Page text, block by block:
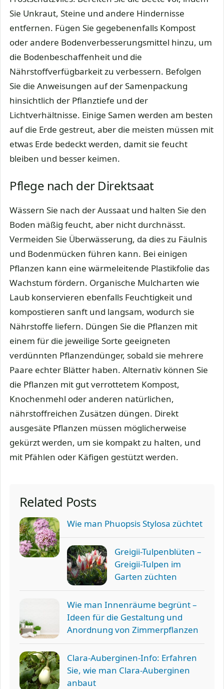
Sie Unkraut, Steine und andere Hindernisse
entfernen. Fügen Sie gegebenenfalls Kompost
oder andere Bodenverbesserungsmittel hinzu, um
die Bodenbeschaffenheit und die
Nährstoffverfügbarkeit zu verbessern. Befolgen
Sie die Anweisungen auf der Samenpackung
hinsichtlich der Pflanztiefe und der
Lichtverhältnisse. Einige Samen werden am besten
auf die Erde gestreut, aber die meisten müssen mit
etwas Erde bedeckt werden, damit sie feucht
bleiben und besser keimen.
Pflege nach der Direktsaat
Wässern Sie nach der Aussaat und halten Sie den
Boden mäßig feucht, aber nicht durchnässt.
Vermeiden Sie Überwässerung, da dies zu Fäulnis
und Bodenmücken führen kann. Bei einigen
Pflanzen kann eine wärmeleitende Plastikfolie das
Wachstum fördern. Organische Mulcharten wie
Laub konservieren ebenfalls Feuchtigkeit und
kompostieren sanft und langsam, wodurch sie
Nährstoffe liefern. Düngen Sie die Pflanzen mit
einem für die jeweilige Sorte geeigneten
verdünnten Pflanzendünger, sobald sie mehrere
Paare echter Blätter haben. Alternativ können Sie
die Pflanzen mit gut verrottetem Kompost,
Knochenmehl oder anderen natürlichen,
nährstoffreichen Zusätzen düngen. Direkt
ausgesäte Pflanzen müssen möglicherweise
gekürzt werden, um sie kompakt zu halten, und
mit Pfählen oder Käfigen gestützt werden.
Related Posts
Wie man Phuopsis Stylosa züchtet
Greigii-Tulpenblüten –
Greigii-Tulpen im
Garten züchten
Wie man Innenräume begrünt –
Ideen für die Gestaltung und
Anordnung von Zimmerpflanzen
Clara-Auberginen-Info: Erfahren
Sie, wie man Clara-Auberginen
anbaut